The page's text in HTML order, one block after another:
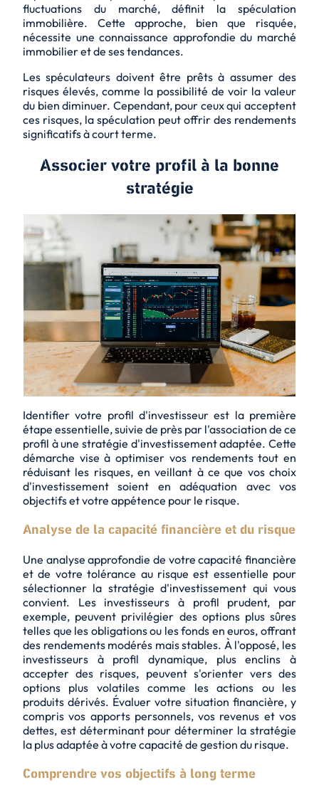
fluctuations du marché, définit la spéculation
immobilière. Cette approche, bien que risquée,
nécessite une connaissance approfondie du marché
immobilier et de ses tendances.
Les spéculateurs doivent être prêts à assumer des
risques élevés, comme la possibilité de voir la valeur
du bien diminuer. Cependant, pour ceux qui acceptent
ces risques, la spéculation peut offrir des rendements
significatifs à court terme.
Associer votre profil à la bonne
stratégie
Identifier votre profil d'investisseur est la première
étape essentielle, suivie de près par l'association de ce
profil à une stratégie d'investissement adaptée. Cette
démarche vise à optimiser vos rendements tout en
réduisant les risques, en veillant à ce que vos choix
d'investissement soient en adéquation avec vos
objectifs et votre appétence pour le risque.
Analyse de la capacité financière et du risque
Une analyse approfondie de votre capacité financière
et de votre tolérance au risque est essentielle pour
sélectionner la stratégie d'investissement qui vous
convient. Les investisseurs à profil prudent, par
exemple, peuvent privilégier des options plus sûres
telles que les obligations ou les fonds en euros, offrant
des rendements modérés mais stables. À l'opposé, les
investisseurs à profil dynamique, plus enclins à
accepter des risques, peuvent s'orienter vers des
options plus volatiles comme les actions ou les
produits dérivés. Évaluer votre situation financière, y
compris vos apports personnels, vos revenus et vos
dettes, est déterminant pour déterminer la stratégie
la plus adaptée à votre capacité de gestion du risque.
Comprendre vos objectifs à long terme